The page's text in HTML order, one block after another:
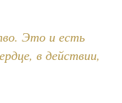
Это и есть
в действии,